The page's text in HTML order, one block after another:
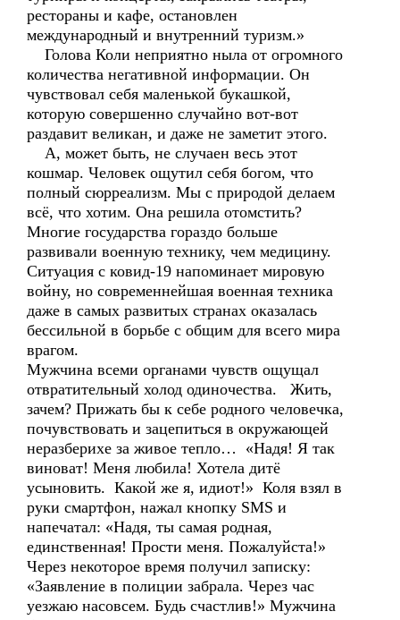
рестораны и кафе, остановлен
международный и внутренний туризм.»
Голова Коли неприятно ныла от огромного
количества негативной информации. Он
чувствовал себя маленькой букашкой,
которую совершенно случайно вот-вот
раздавит великан, и даже не заметит этого.
А, может быть, не случаен весь этот
кошмар. Человек ощутил себя богом, что
полный сюрреализм. Мы с природой делаем
всё, что хотим. Она решила отомстить?
Многие государства гораздо больше
развивали военную технику, чем медицину.
Ситуация с ковид-19 напоминает мировую
войну, но современнейшая военная техника
даже в самых развитых странах оказалась
бессильной в борьбе с общим для всего мира
врагом.
Мужчина всеми органами чувств ощущал
отвратительный холод одиночества. Жить,
зачем? Прижать бы к себе родного человечка,
почувствовать и зацепиться в окружающей
неразберихе за живое тепло… «Надя! Я так
виноват! Меня любила! Хотела дитё
усыновить. Какой же я, идиот!» Коля взял в
руки смартфон, нажал кнопку SMS и
напечатал: «Надя, ты самая родная,
единственная! Прости меня. Пожалуйста!»
Через некоторое время получил записку:
«Заявление в полиции забрала. Через час
уезжаю насовсем. Будь счастлив!» Мужчина